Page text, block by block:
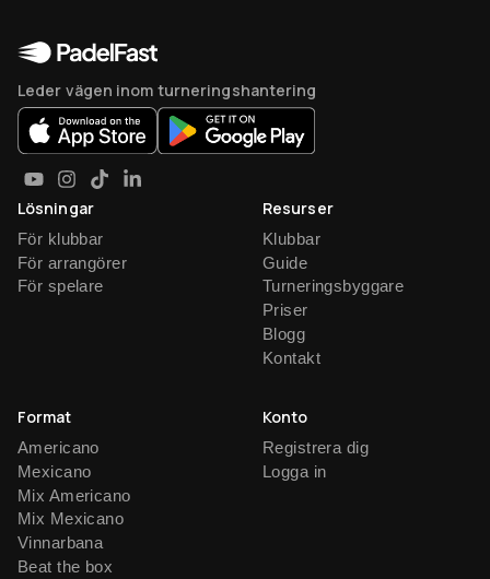
Leder vägen inom turneringshantering
Lösningar
För klubbar
För arrangörer
För spelare
Resurser
Klubbar
Guide
Turneringsbyggare
Priser
Blogg
Kontakt
Format
Americano
Mexicano
Mix Americano
Mix Mexicano
Vinnarbana
Beat the box
Konto
Registrera dig
Logga in